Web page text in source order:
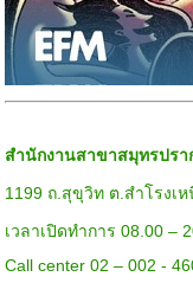
สำนักงานสาขาสมุทรปรา
1199 ถ.สุขุวิท ต.สำโรงเ
เวลาเปิดทำการ 08.00 –
Call center 02 – 002 -